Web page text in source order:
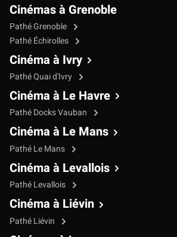
Cinémas à Grenoble
Pathé Grenoble
Pathé Échirolles
Cinéma à Ivry
Pathé Quai d'Ivry
Cinéma à Le Havre
Pathé Docks Vauban
Cinéma à Le Mans
Pathé Le Mans
Cinéma à Levallois
Pathé Levallois
Cinéma à Liévin
Pathé Liévin